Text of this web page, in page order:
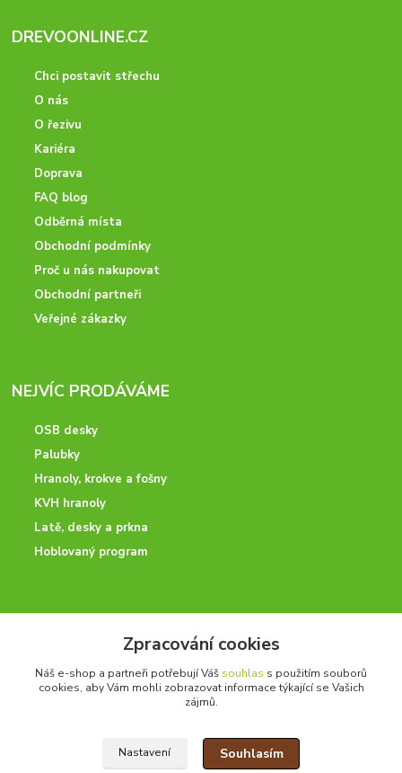
DREVOONLINE.CZ
Chci postavit střechu
O nás
O řezivu
Kariéra
Doprava
FAQ blog
Odběrná místa
Obchodní podmínky
Proč u nás nakupovat
Obchodní partneři
Veřejné zákazky
NEJVÍC PRODÁVÁME
OSB desky
Palubky
Hranoly, krokve a fošny
KVH hranoly
Latě, desky a prkna
Hoblovaný program
+420 728 600 625
po - pá 7:00 - 15:00
Zpracování cookies
Náš e-shop a partneři potřebují Váš souhlas s použitím souborů
cookies, aby Vám mohli zobrazovat informace týkající se Vašich
zájmů.
Nastavení Souhlasím